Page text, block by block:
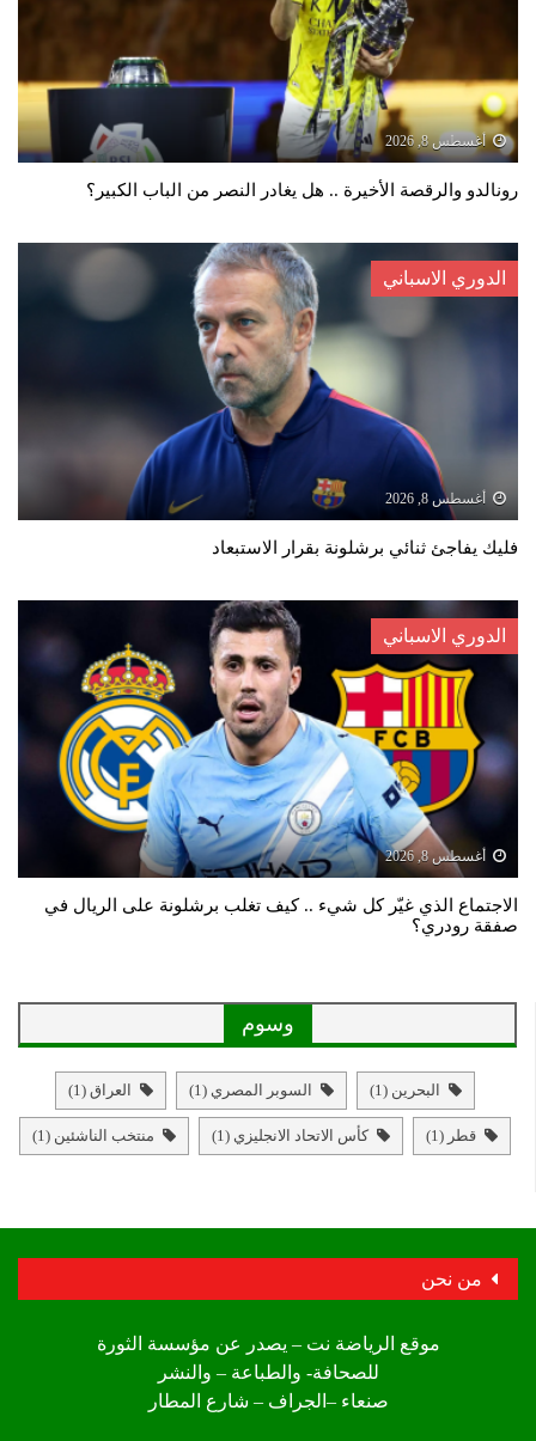
أغسطس 8, 2026
رونالدو والرقصة الأخيرة .. هل يغادر النصر من الباب الكبير؟
الدوري الاسباني
أغسطس 8, 2026
فليك يفاجئ ثنائي برشلونة بقرار الاستبعاد
الدوري الاسباني
أغسطس 8, 2026
الاجتماع الذي غيّر كل شيء .. كيف تغلب برشلونة على الريال في
صفقة رودري؟
وسوم
البحرين (1) السوبر المصري (1) العراق (1)
قطر (1) كأس الاتحاد الانجليزي (1) منتخب الناشئين (1)
من نحن
موقع الرياضة نت – يصدر عن مؤسسة الثورة
للصحافة- والطباعة – والنشر
صنعاء –الجراف – شارع المطار